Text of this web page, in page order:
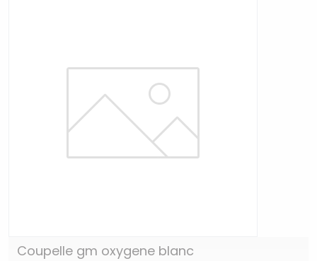
Coupelle gm oxygene blanc